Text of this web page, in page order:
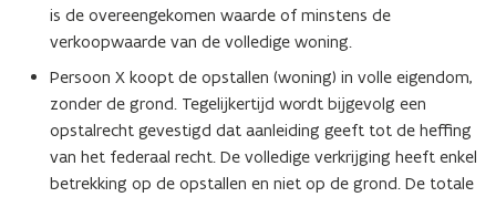
is de overeengekomen waarde of minstens de
verkoopwaarde van de volledige woning.
Persoon X koopt de opstallen (woning) in volle eigendom,
zonder de grond. Tegelijkertijd wordt bijgevolg een
opstalrecht gevestigd dat aanleiding geeft tot de heffing
van het federaal recht. De volledige verkrijging heeft enkel
betrekking op de opstallen en niet op de grond. De totale